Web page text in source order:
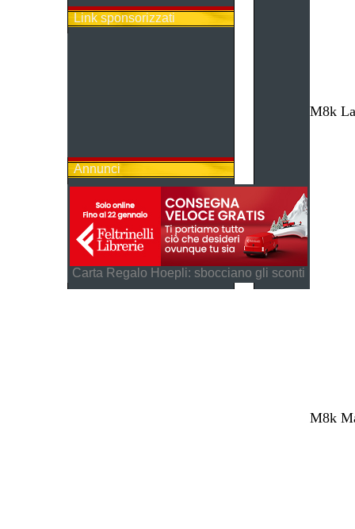
Link sponsorizzati
Annunci
Carta Regalo Hoepli: sbocciano gli sconti
M8k
M8k